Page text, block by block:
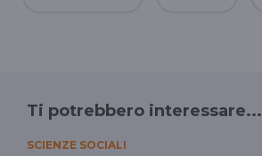
Ti potrebbero interessare...
SCIENZE SOCIALI